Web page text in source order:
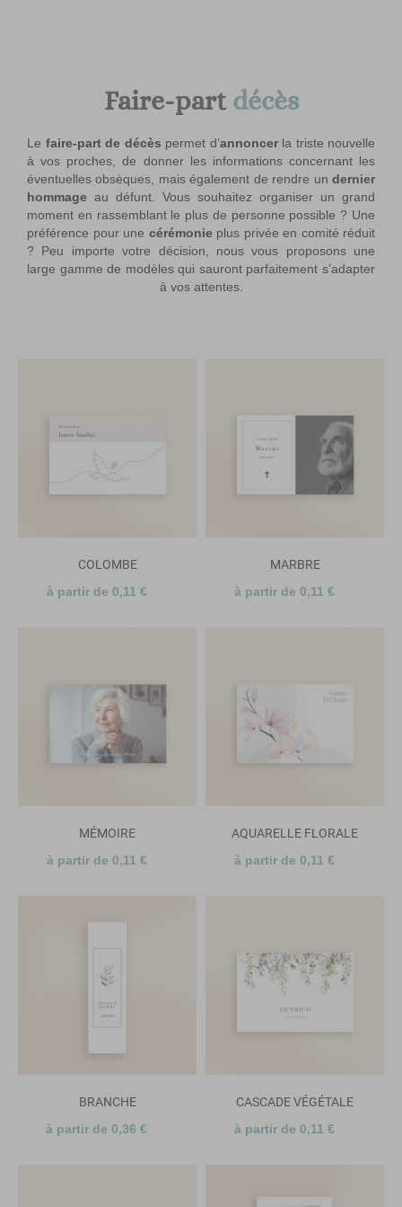
Faire-part décès
Le faire-part de décès permet d’annoncerla triste nouvelle
à vos proches, de donner les informations concernant les
éventuelles obsèques, mais également de rendre un dernier
hommage au défunt. Vous souhaitez organiser un grand
moment en rassemblant le plus de personne possible ? Une
préférence pour une cérémonieplus privée en comité réduit
? Peu importe votre décision, nous vous proposons une
large gamme de modèles qui sauront parfaitement s’adapter
à vos attentes.
COLOMBE
à partir de 0,11 €
MARBRE
à partir de 0,11 €
MÉMOIRE
à partir de 0,11 €
AQUARELLE FLORALE
à partir de 0,11 €
BRANCHE
à partir de 0,36 €
CASCADE VÉGÉTALE
à partir de 0,11 €